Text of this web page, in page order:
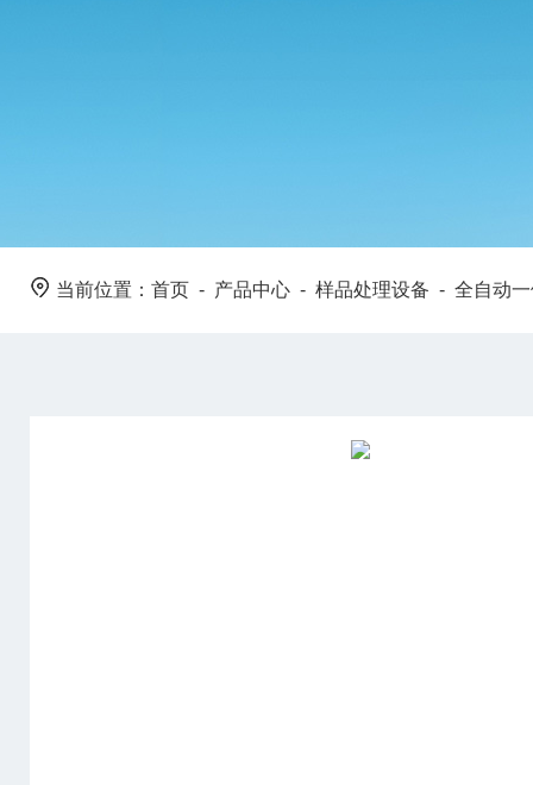
当前位置： 首页 - 产品中心 - 样品处理设备 - 全自动